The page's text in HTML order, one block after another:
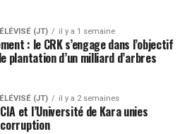
(JT) il y a 1 semaine
: le CRK s’engage dans l’objectif
plantation d’un milliard d’arbres
(JT) il y a 2 semaines
et l’Université de Kara unies